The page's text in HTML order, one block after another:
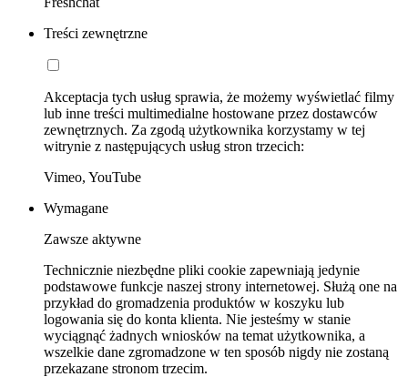
Treści zewnętrzne
Akceptacja tych usług sprawia, że możemy wyświetlać filmy
lub inne treści multimedialne hostowane przez dostawców
zewnętrznych. Za zgodą użytkownika korzystamy w tej
witrynie z następujących usług stron trzecich:
Vimeo, YouTube
Wymagane
Zawsze aktywne
Technicznie niezbędne pliki cookie zapewniają jedynie
podstawowe funkcje naszej strony internetowej. Służą one na
przykład do gromadzenia produktów w koszyku lub
logowania się do konta klienta. Nie jesteśmy w stanie
wyciągnąć żadnych wniosków na temat użytkownika, a
wszelkie dane zgromadzone w ten sposób nigdy nie zostaną
przekazane stronom trzecim.